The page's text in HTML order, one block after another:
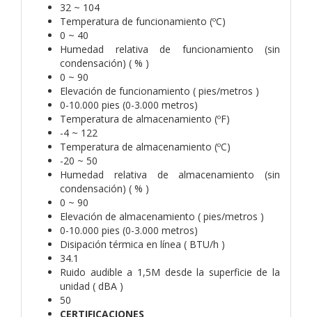
32 ~ 104
Temperatura de funcionamiento (ºC)
0 ~ 40
Humedad relativa de funcionamiento (sin
condensación) ( % )
0 ~ 90
Elevación de funcionamiento ( pies/metros )
0-10.000 pies (0-3.000 metros)
Temperatura de almacenamiento (ºF)
-4 ~ 122
Temperatura de almacenamiento (ºC)
-20 ~ 50
Humedad relativa de almacenamiento (sin
condensación) ( % )
0 ~ 90
Elevación de almacenamiento ( pies/metros )
0-10.000 pies (0-3.000 metros)
Disipación térmica en línea ( BTU/h )
34.1
Ruido audible a 1,5M desde la superficie de la
unidad ( dBA )
50
CERTIFICACIONES